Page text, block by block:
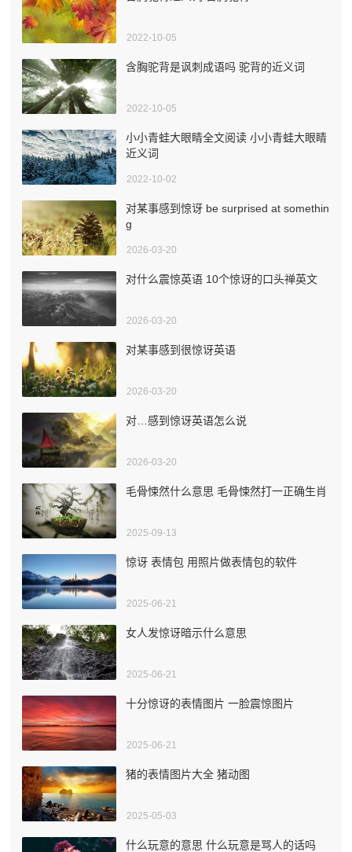
2022-10-05
含胸驼背是讽刺成语吗 驼背的近义词
2022-10-05
小小青蛙大眼睛全文阅读 小小青蛙大眼睛
近义词
2022-10-02
对某事感到惊讶 be surprised at somethin
g
2026-03-20
对什么震惊英语 10个惊讶的口头禅英文
2026-03-20
对某事感到很惊讶英语
2026-03-20
对…感到惊讶英语怎么说
2026-03-20
毛骨悚然什么意思 毛骨悚然打一正确生肖
2025-09-13
惊讶 表情包 用照片做表情包的软件
2025-06-21
女人发惊讶暗示什么意思
2025-06-21
十分惊讶的表情图片 一脸震惊图片
2025-06-21
猪的表情图片大全 猪动图
2025-05-03
什么玩意的意思 什么玩意是骂人的话吗